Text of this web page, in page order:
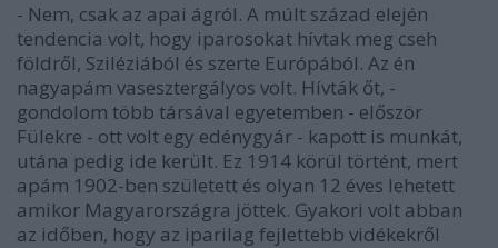
- Nem, csak az apai ágról. A múlt század elején
tendencia volt, hogy iparosokat hívtak meg cseh
földről, Sziléziából és szerte Európából. Az én
nagyapám vasesztergályos volt. Hívták őt, -
gondolom több társával egyetemben - először
Fülekre - ott volt egy edénygyár - kapott is munkát,
utána pedig ide került. Ez 1914 körül történt, mert
apám 1902-ben született és olyan 12 éves lehetett
amikor Magyarországra jöttek. Gyakori volt abban
az időben, hogy az iparilag fejlettebb vidékekről